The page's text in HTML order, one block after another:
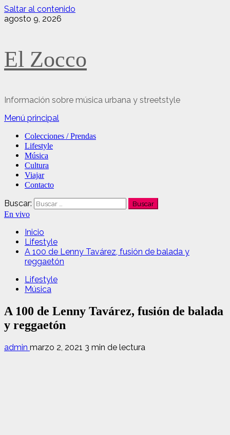
Saltar al contenido
agosto 9, 2026
El Zocco
Información sobre música urbana y streetstyle
Menú principal
Colecciones / Prendas
Lifestyle
Música
Cultura
Viajar
Contacto
Buscar:
En vivo
Inicio
Lifestyle
A 100 de Lenny Tavárez, fusión de balada y
reggaetón
Lifestyle
Música
A 100 de Lenny Tavárez, fusión de balada
y reggaetón
admin marzo 2, 2021 3 min de lectura